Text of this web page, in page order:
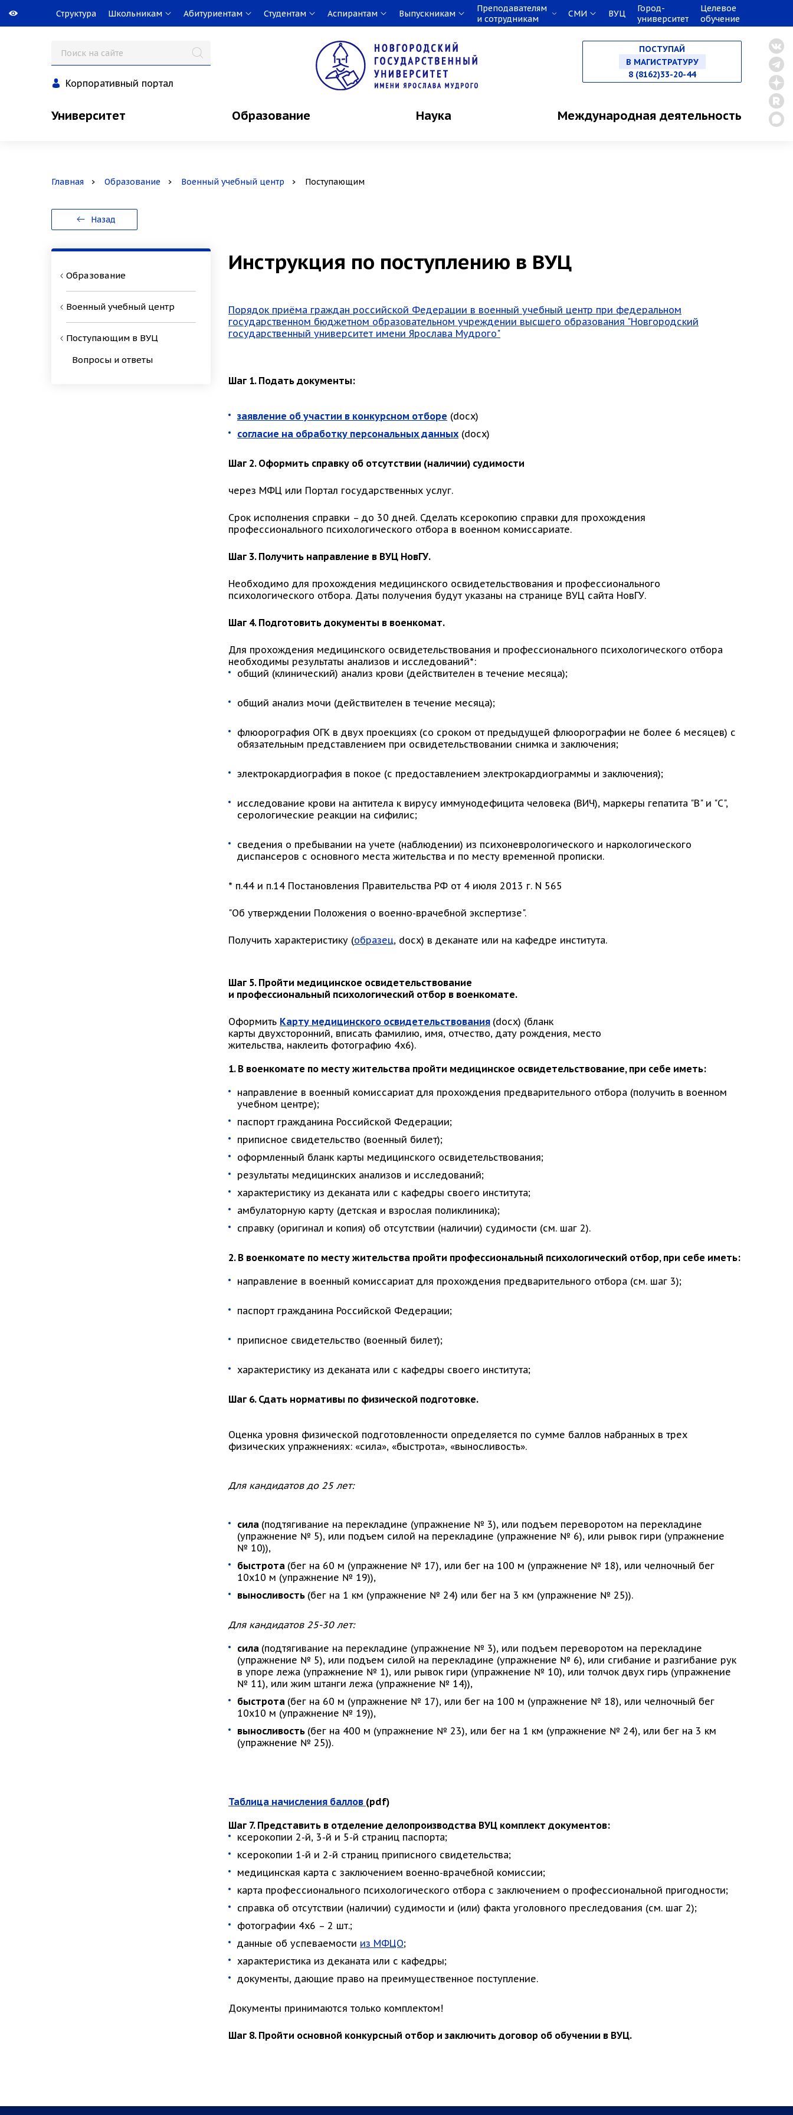
Структура Школьникам Абитуриентам Студентам Аспирантам Выпускникам
Преподавателям
и сотрудникам
СМИ ВУЦ
Город-
университет
Целевое
обучение
Корпоративный портал
ПОСТУПАЙ
НА СПЕЦИАЛИТЕТ
В МАГИСТРАТУРУ
8 (8162)33-20-44
Университет Образование Наука Международная деятельность
Главная Образование Военный учебный центр Поступающим
Назад
Образование
Военный учебный центр
Поступающим в ВУЦ
Вопросы и ответы
Инструкция по поступлению в ВУЦ
Порядок приёма граждан российской Федерации в военный учебный центр при федеральном
государственном бюджетном образовательном учреждении высшего образования "Новгородский
государственный университет имени Ярослава Мудрого"
Шаг 1. Подать документы:
заявление об участии в конкурсном отборе (docx)
согласие на обработку персональных данных (docx)
Шаг 2. Оформить справку об отсутствии (наличии) судимости
через МФЦ или Портал государственных услуг.
Срок исполнения справки – до 30 дней. Сделать ксерокопию справки для прохождения
профессионального психологического отбора в военном комиссариате.
Шаг 3. Получить направление в ВУЦ НовГУ.
Необходимо для прохождения медицинского освидетельствования и профессионального
психологического отбора. Даты получения будут указаны на странице ВУЦ сайта НовГУ.
Шаг 4. Подготовить документы в военкомат.
Для прохождения медицинского освидетельствования и профессионального психологического отбора
необходимы результаты анализов и исследований*:
общий (клинический) анализ крови (действителен в течение месяца);
общий анализ мочи (действителен в течение месяца);
флюорография ОГК в двух проекциях (со сроком от предыдущей флюорографии не более 6 месяцев) с
обязательным представлением при освидетельствовании снимка и заключения;
электрокардиография в покое (с предоставлением электрокардиограммы и заключения);
исследование крови на антитела к вирусу иммунодефицита человека (ВИЧ), маркеры гепатита "B" и "C",
серологические реакции на сифилис;
сведения о пребывании на учете (наблюдении) из психоневрологического и наркологического
диспансеров с основного места жительства и по месту временной прописки.
* п.44 и п.14 Постановления Правительства РФ от 4 июля 2013 г. N 565
"Об утверждении Положения о военно-врачебной экспертизе".
Получить характеристику (образец, docx) в деканате или на кафедре института.
Шаг 5. Пройти медицинское освидетельствование
и профессиональный психологический отбор в военкомате.
Оформить Карту медицинского освидетельствования (docx) (бланк
карты двухсторонний, вписать фамилию, имя, отчество, дату рождения, место
жительства, наклеить фотографию 4х6).
1. В военкомате по месту жительства пройти медицинское освидетельствование, при себе иметь:
направление в военный комиссариат для прохождения предварительного отбора (получить в военном
учебном центре);
паспорт гражданина Российской Федерации;
приписное свидетельство (военный билет);
оформленный бланк карты медицинского освидетельствования;
результаты медицинских анализов и исследований;
характеристику из деканата или с кафедры своего института;
амбулаторную карту (детская и взрослая поликлиника);
справку (оригинал и копия) об отсутствии (наличии) судимости (см. шаг 2).
2. В военкомате по месту жительства пройти профессиональный психологический отбор, при себе иметь:
направление в военный комиссариат для прохождения предварительного отбора (см. шаг 3);
паспорт гражданина Российской Федерации;
приписное свидетельство (военный билет);
характеристику из деканата или с кафедры своего института;
Шаг 6. Сдать нормативы по физической подготовке.
Оценка уровня физической подготовленности определяется по сумме баллов набранных в трех
физических упражнениях: «сила», «быстрота», «выносливость».
Для кандидатов до 25 лет:
сила (подтягивание на перекладине (упражнение № 3), или подъем переворотом на перекладине
(упражнение № 5), или подъем силой на перекладине (упражнение № 6), или рывок гири (упражнение
№ 10)),
быстрота (бег на 60 м (упражнение № 17), или бег на 100 м (упражнение № 18), или челночный бег
10х10 м (упражнение № 19)),
выносливость (бег на 1 км (упражнение № 24) или бег на 3 км (упражнение № 25)).
Для кандидатов 25-30 лет:
сила (подтягивание на перекладине (упражнение № 3), или подъем переворотом на перекладине
(упражнение № 5), или подъем силой на перекладине (упражнение № 6), или сгибание и разгибание рук
в упоре лежа (упражнение № 1), или рывок гири (упражнение № 10), или толчок двух гирь (упражнение
№ 11), или жим штанги лежа (упражнение № 14)),
быстрота (бег на 60 м (упражнение № 17), или бег на 100 м (упражнение № 18), или челночный бег
10х10 м (упражнение № 19)),
выносливость (бег на 400 м (упражнение № 23), или бег на 1 км (упражнение № 24), или бег на 3 км
(упражнение № 25)).
Таблица начисления баллов (pdf)
Шаг 7. Представить в отделение делопроизводства ВУЦ комплект документов:
ксерокопии 2-й, 3-й и 5-й страниц паспорта;
ксерокопии 1-й и 2-й страниц приписного свидетельства;
медицинская карта с заключением военно-врачебной комиссии;
карта профессионального психологического отбора с заключением о профессиональной пригодности;
справка об отсутствии (наличии) судимости и (или) факта уголовного преследования (см. шаг 2);
фотографии 4х6 – 2 шт.;
данные об успеваемости из МФЦО;
характеристика из деканата или с кафедры;
документы, дающие право на преимущественное поступление.
Документы принимаются только комплектом!
Шаг 8. Пройти основной конкурсный отбор и заключить договор об обучении в ВУЦ.